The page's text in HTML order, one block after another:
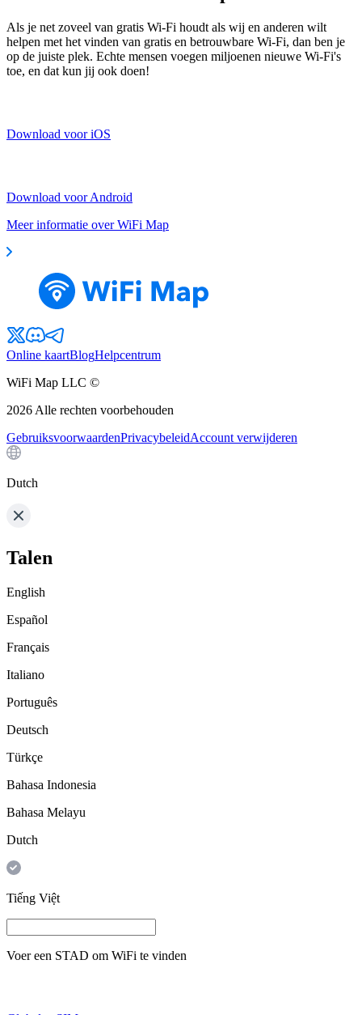
Als je net zoveel van gratis Wi-Fi houdt als wij en anderen wilt
helpen met het vinden van gratis en betrouwbare Wi-Fi, dan ben je
op de juiste plek. Echte mensen voegen miljoenen nieuwe Wi-Fi's
toe, en dat kun jij ook doen!
Download voor iOS
Download voor Android
Meer informatie over WiFi Map
Online kaartBlogHelpcentrum
WiFi Map LLC ©
2026 Alle rechten voorbehouden
GebruiksvoorwaardenPrivacybeleidAccount verwijderen
Dutch
Talen
English
Español
Français
Italiano
Português
Deutsch
Türkçe
Bahasa Indonesia
Bahasa Melayu
Dutch
Tiếng Việt
Voer een STAD om WiFi te vinden